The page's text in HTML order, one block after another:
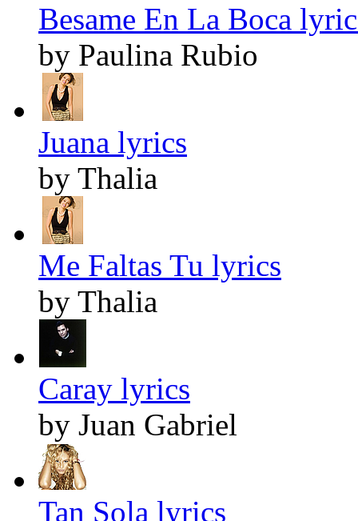
Besame En La Boca
by Paulina Rubio
Juana lyrics
by Thalia
Me Faltas Tu lyrics
by Thalia
Caray lyrics
by Juan Gabriel
Tan Sola lyrics